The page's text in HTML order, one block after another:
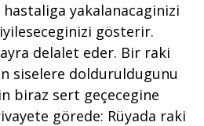
yakalanacaginizi
gösterir.
delalet eder. Bir raki
siselere dolduruldugunu
biraz sert geçecegine
görede: Rüyada raki